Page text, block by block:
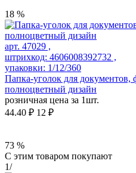
18 %
арт. 47029 ,
штрихкод: 4606008392732 ,
упаковки: 1/12/360
Папка-уголок для
полноцветный дизайн
розничная цена за 1шт.
44.40 ₽ 12 ₽
73 %
С этим товаром покупают
1/